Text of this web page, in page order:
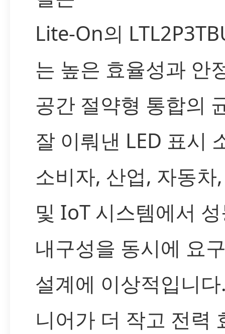
Lite-On의
는 높은 효율성과 안
공간 절약형 통합의
잘 이뤄낸 LED 표시
소비자, 산업, 자동차
및 IoT 시스템에서
내구성을 동시에 요
설계에 이상적입니
니어가 더 작고 전력